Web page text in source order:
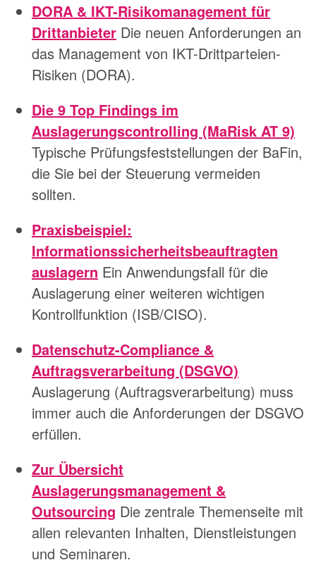
DORA & IKT-Risikomanagement für
Drittanbieter Die neuen Anforderungen an
das Management von IKT-Drittparteien-
Risiken (DORA).
Die 9 Top Findings im
Auslagerungscontrolling (MaRisk AT 9)
Typische Prüfungsfeststellungen der BaFin,
die Sie bei der Steuerung vermeiden
sollten.
Praxisbeispiel:
Informationssicherheitsbeauftragten
auslagern Ein Anwendungsfall für die
Auslagerung einer weiteren wichtigen
Kontrollfunktion (ISB/CISO).
Datenschutz-Compliance &
Auftragsverarbeitung (DSGVO)
Auslagerung (Auftragsverarbeitung) muss
immer auch die Anforderungen der DSGVO
erfüllen.
Zur Übersicht
Auslagerungsmanagement &
Outsourcing Die zentrale Themenseite mit
allen relevanten Inhalten, Dienstleistungen
und Seminaren.